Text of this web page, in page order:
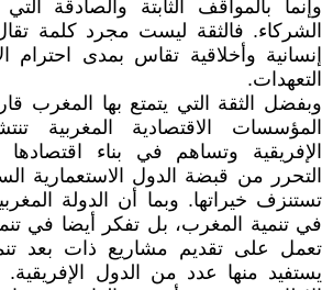
وإنما بالمواقف الثابتة والصادقة
الشركاء. فالثقة ليست مجرد كلمة
إنسانية وأخلاقية تقاس بمدى احترام
التعهدات.
وبفضل الثقة التي يتمتع بها المغرب
المؤسسات الاقتصادية المغربية
الإفريقية وتساهم في بناء
التحرر من قبضة الدول الاستعمارية
تستنزف خيراتها. وبما أن الدولة
في تنمية المغرب، بل تفكر أيضا في
تعمل على تقديم مشاريع ذات بعد
يستفيد منها عدد من الدول